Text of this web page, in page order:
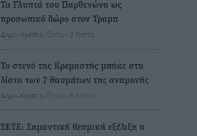
Τα Γλυπτά του Παρθενώνα ως
προσωπικό δώρο στον Τραμπ
Δημο-Κρίσεις πριν 3 λεπτά
Το στενό της Κρεμαστής μπήκε στη
λίστα των 7 θαυμάτων της αναμονής
Δημο-Κρίσεις πριν 6 λεπτά
ΣΕΤΕ: Σημαντική θεσμική εξέλιξη η